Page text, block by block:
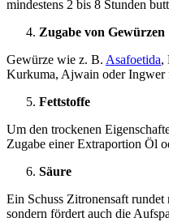
mindestens 2 bis 8 Stunden
Zugabe von Gewürzen
Gewürze wie z. B. Asafoetida,
Kurkuma, Ajwain oder Ingwer
Fettstoffe
Um den trockenen
Zugabe einer Extraportion Öl
Säure
Ein Schuss Zitronensaft
sondern fördert auch die